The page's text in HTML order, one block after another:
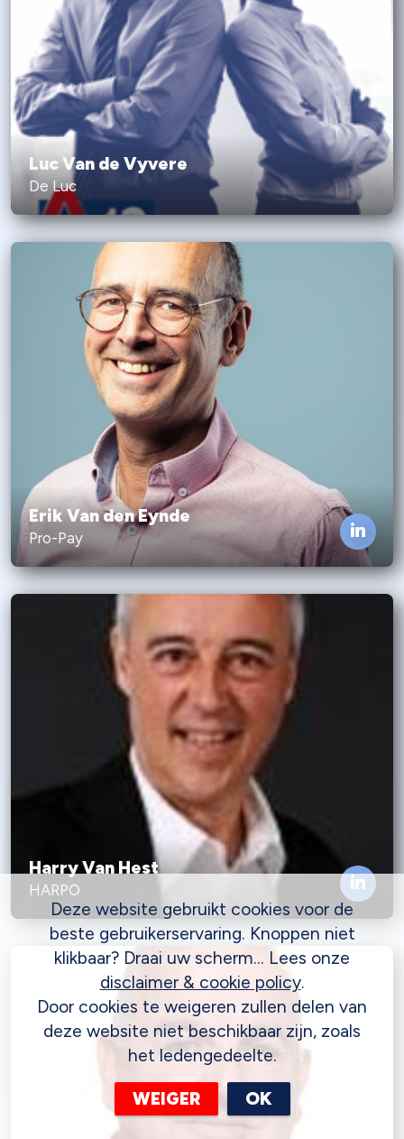
Luc Van de Vyvere
De Luc
Erik Van den Eynde
Pro-Pay
Harry Van Hest
HARPO
Deze website gebruikt cookies voor de
beste gebruikerservaring. Knoppen niet
klikbaar? Draai uw scherm... Lees onze
disclaimer & cookie policy.
Door cookies te weigeren zullen delen van
deze website niet beschikbaar zijn, zoals
het ledengedeelte.
WEIGER OK